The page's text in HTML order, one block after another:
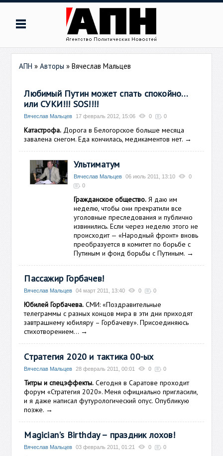
АПН »Авторы »Вячеслав Мальцев
Любимый Путин может спать спокойно…
или СУКИ!!! SOS!!!!
Вячеслав Мальцев 17 февраль 2012, 15:06 0 0
Катастрофа. Дорога в Белогорское больше месяца
завалена снегом. Еда кончилась, медикаментов нет. →
Ультиматум
Вячеслав Мальцев 06 июль 2011, 13:10
0
0
Гражданское общество. Я даю им
неделю, чтобы они прекратили все
уголовные преследования и публично
извинились. Если через неделю этого не
происходит — «Народный фронт» вновь
преобразуется в комитет по борьбе с
Путиным и фонд борьбы с Путиным. →
Пассажир Горбачев!
Вячеслав Мальцев 04 март 2011, 13:40 0 0
Юбилей Горбачева. СМИ: «Поздравительные
телеграммы с разных концов мира в эти дни приходят
завтрашнему юбиляру – Горбачеву». Присоединяюсь
стихотворением… →
Стратегия 2020 и тактика 00-ых
Вячеслав Мальцев 28 февраль 2011, 00:01 0 0
Титры и спецэффекты. Сегодня в Саратове проходит
форум «Стратегия 2020». Меня официально пригласили,
и я даже написал футурологический опус. Опубликую
позже. →
Magician's Birthday – праздник лохов!
Вячеслав Мальцев 03 февраль 2011, 01:21 0 0